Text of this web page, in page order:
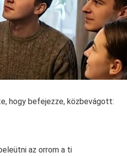
hogy befejezze, közbevágott:
az orrom a ti